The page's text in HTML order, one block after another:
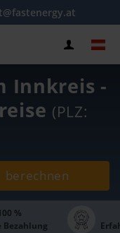
Innkreis -
(PLZ:
berechnen
%
Bezahlung